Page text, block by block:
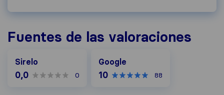
Fuentes de las valoraciones
Sirelo
0,0 0
Google
10 88